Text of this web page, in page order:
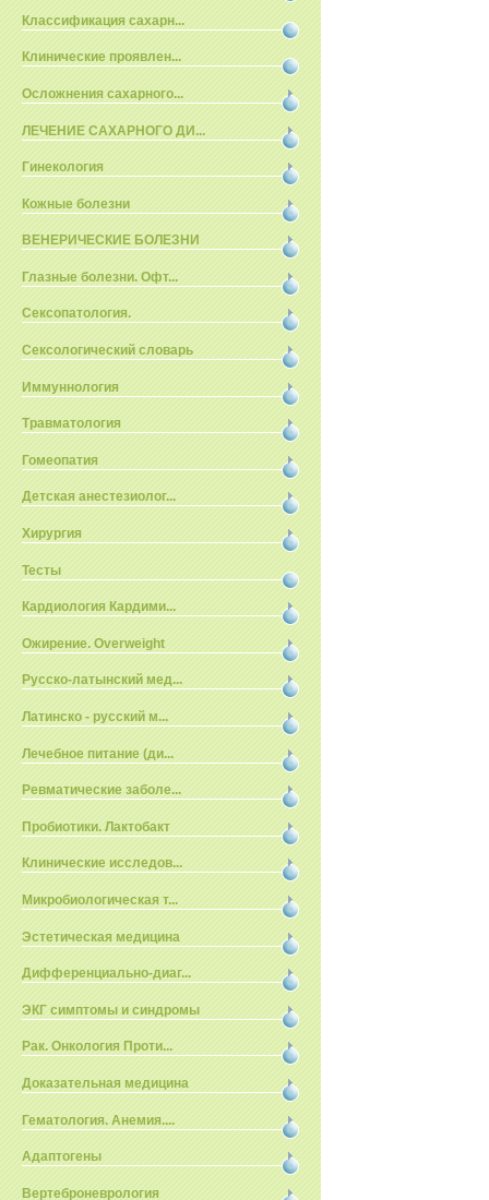
Классификация сахарн...
Клинические проявлен...
Осложнения сахарного...
ЛЕЧЕНИЕ САХАРНОГО ДИ...
Гинекология
Кожные болезни
ВЕНЕРИЧЕСКИЕ БОЛЕЗНИ
Глазные болезни. Офт...
Сексопатология.
Сексологический словарь
Иммуннология
Травматология
Гомеопатия
Детская анестезиолог...
Хирургия
Тесты
Кардиология Кардими...
Ожирение. Overweight
Русско-латынский мед...
Латинско - русский м...
Лечебное питание (ди...
Ревматические заболе...
Пробиотики. Лактобакт
Клинические исследов...
Микробиологическая т...
Эстетическая медицина
Дифференциально-диаг...
ЭКГ симптомы и синдромы
Рак. Онкология Проти...
Доказательная медицина
Гематология. Анемия....
Адаптогены
Вертеброневрология